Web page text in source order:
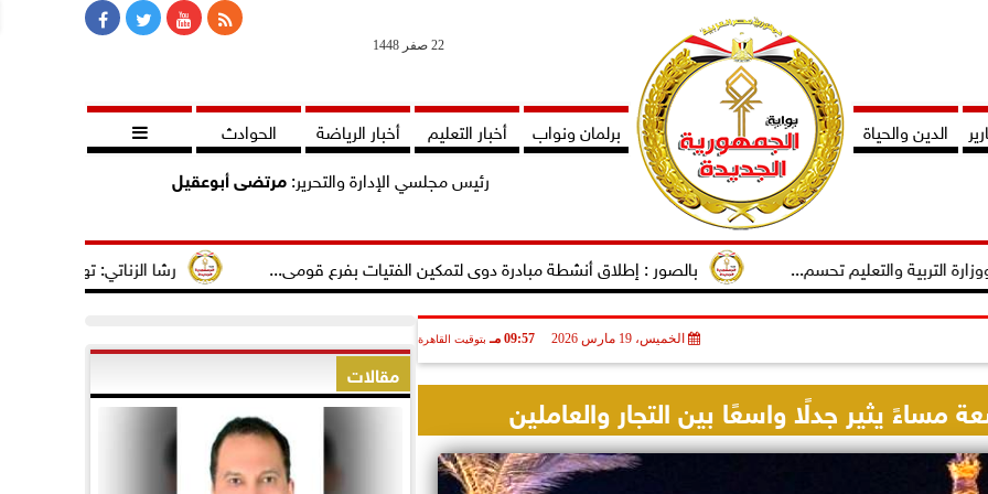
22 صفر 1448
الدين والحياة برلمان ونواب أخبار التعليم أخبار الرياضة الحوادث

رئيس مجلسي الإدارة والتحرير:مرتضى أبوعقيل
رشا الزناتي: تهنئ النائب مصطفى بالصور : إطلاق أنشطة مبادرة دوى لتمكين الفتيات بفرع قومى... والتعليم تحسم...
الخميس، 19 مارس 2026 09:57 مـ بتوقيت القاهرة
مساءً يثير جدلًا واسعًا بين التجار والعاملين
مقالات